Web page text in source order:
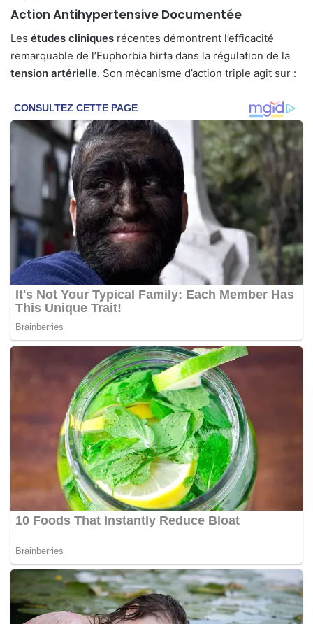
Action Antihypertensive Documentée
Les études cliniques récentes démontrent l’efficacité
remarquable de l’Euphorbia hirta dans la régulation de la
tension artérielle. Son mécanisme d’action triple agit sur :